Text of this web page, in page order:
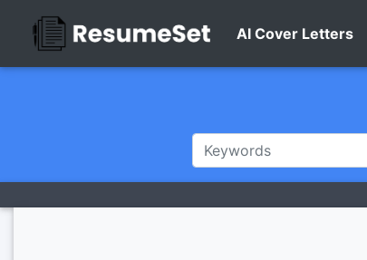
AI Cover Letters